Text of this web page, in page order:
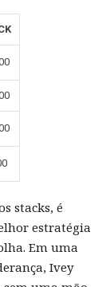
stacks, é
estratégia
Em uma
Ivey